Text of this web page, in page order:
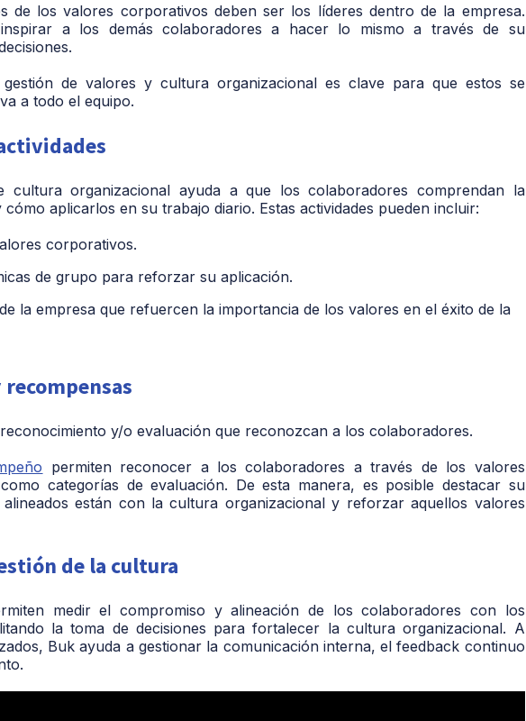
de los valores corporativos deben ser los líderes dentro de la empresa.
a los demás colaboradores a hacer lo mismo a través de su
de valores y cultura organizacional es clave para que estos se
a todo el equipo.
cultura organizacional ayuda a que los colaboradores comprendan la
aplicarlos en su trabajo diario. Estas actividades pueden incluir:
corporativos.
de grupo para reforzar su aplicación.
la empresa que refuercen la importancia de los valores en el éxito de la
y/o evaluación que reconozcan a los colaboradores.
permiten reconocer a los colaboradores a través de los valores
categorías de evaluación. De esta manera, es posible destacar su
están con la cultura organizacional y reforzar aquellos valores
de la cultura
medir el compromiso y alineación de los colaboradores con los
la toma de decisiones para fortalecer la cultura organizacional. A
Buk ayuda a gestionar la comunicación interna, el feedback continuo